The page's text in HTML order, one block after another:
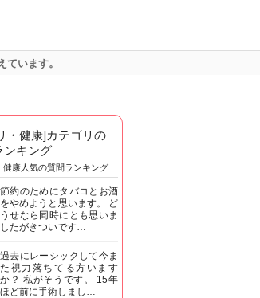
います。
・健康]カテゴリの
ンキング
健康人気の質問ランキング
節約のためにタバコとお酒
をやめようと思います。 ど
うせなら同時にとも思いま
したがきついです…
過去にレーシックして今ま
た視力落ちてる方います
か？ 私がそうです。 15年
ほど前に手術しまし…